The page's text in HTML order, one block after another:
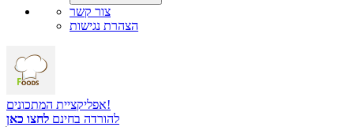
צור קשר
הצהרת נגישות
אפליקציית המתכונים!
להורדה בחינם לחצו כאן